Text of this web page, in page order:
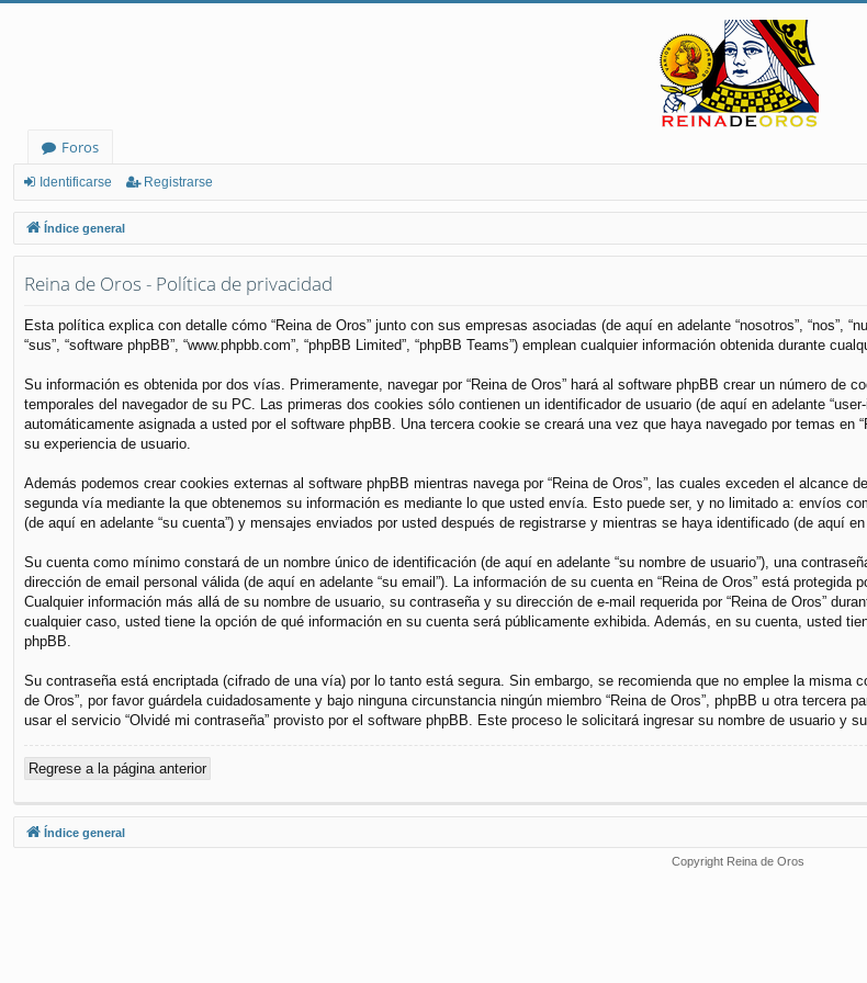
Foros
Identificarse Registrarse
Índice general
Reina de Oros - Política de privacidad
Esta política explica con detalle cómo “Reina de Oros” junto con sus empresas asociadas (de aquí en adelante “nosotros”, “nos”,
“sus”, “software phpBB”, “www.phpbb.com”, “phpBB Limited”, “phpBB Teams”) emplean cualquier información obtenida durante
Su información es obtenida por dos vías. Primeramente, navegar por “Reina de Oros” hará al software phpBB crear un número
temporales del navegador de su PC. Las primeras dos cookies sólo contienen un identificador de usuario (de aquí en adelante
automáticamente asignada a usted por el software phpBB. Una tercera cookie se creará una vez que haya navegado por temas
su experiencia de usuario.
Además podemos crear cookies externas al software phpBB mientras navega por “Reina de Oros”, las cuales exceden el
segunda vía mediante la que obtenemos su información es mediante lo que usted envía. Esto puede ser, y no limitado a: envíos
(de aquí en adelante “su cuenta”) y mensajes enviados por usted después de registrarse y mientras se haya identificado (de aquí en
Su cuenta como mínimo constará de un nombre único de identificación (de aquí en adelante “su nombre de usuario”), una
dirección de email personal válida (de aquí en adelante “su email”). La información de su cuenta en “Reina de Oros” está
Cualquier información más allá de su nombre de usuario, su contraseña y su dirección de e-mail requerida por “Reina de Oros”
cualquier caso, usted tiene la opción de qué información en su cuenta será públicamente exhibida. Además, en su cuenta, usted
phpBB.
Su contraseña está encriptada (cifrado de una vía) por lo tanto está segura. Sin embargo, se recomienda que no emplee la
de Oros”, por favor guárdela cuidadosamente y bajo ninguna circunstancia ningún miembro “Reina de Oros”, phpBB u otra
usar el servicio “Olvidé mi contraseña” provisto por el software phpBB. Este proceso le solicitará ingresar su nombre de usuario y
Regrese a la página anterior
Índice general
Copyright Reina de Oros